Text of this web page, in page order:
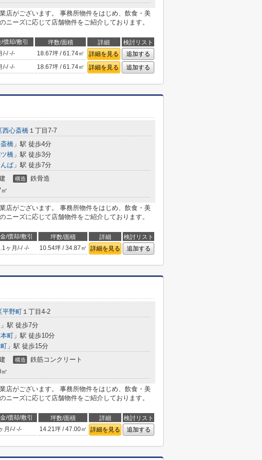
店がございます。 事務所物件をはじめ、飲食・美
ニーズに応じて店舗物件をご紹介しております。
却/敷引 坪数/面積 詳細
検討リスト
/-/-/- 18.67坪 / 61.74㎡ 詳細を見る
追加する
/-/-/- 18.67坪 / 61.74㎡ 詳細を見る 追加する
西心斎橋 １丁目7-7
橋 」駅 徒歩4分
橋 」駅 徒歩3分
ば 」駅 徒歩7分
構造 鉄骨造
店がございます。 事務所物件をはじめ、飲食・美
ニーズに応じて店舗物件をご紹介しております。
/償却/敷引 坪数/面積 詳細
検討リスト
ヶ月 /-/-/- 10.54坪 / 34.87㎡ 詳細を見る 追加する
平野町 １丁目4-2
」駅 徒歩7分
町 」駅 徒歩10分
」駅 徒歩15分
構造 鉄筋コンクリート
店がございます。 事務所物件をはじめ、飲食・美
ニーズに応じて店舗物件をご紹介しております。
/償却/敷引 坪数/面積 詳細
検討リスト
月 /-/-/- 14.21坪 / 47.00㎡ 詳細を見る 追加する